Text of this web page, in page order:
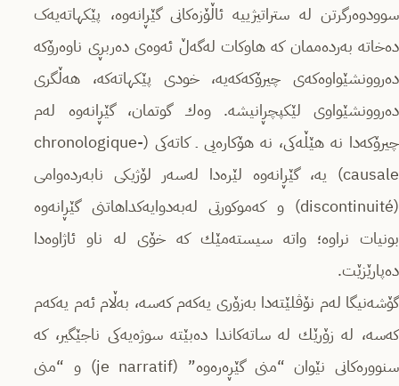
سوودوەرگرتن لە ستراتیژییە ئاڵۆزەکانی گێڕانەوە، پێکهاتەیەک
ده‌خاته‌ به‌رده‌ممان کە هاوكات له‌گه‌ڵ ئه‌وه‌ی دەربڕی ناوەرۆکه‌
ده‌روونشێواوه‌كه‌ی چیرۆكه‌كه‌یه‌، خودی پێکهاتەكه‌، هەڵگری
دەروونشێواوی لێكپچڕانیشە. وه‌ك گوتمان، گێڕانەوە لەم
چیرۆکەدا نە هێڵه‌کی، نە هۆکارەیی ـ کاته‌كی (chronologique-
causale) یە، گێڕانه‌وه‌ لێره‌دا لەسەر لۆژیکی نابه‌رده‌وامی
(discontinuité) و كه‌موكورتی لەبه‌دوایه‌كداهاتنی گێڕانه‌وه‌
بونیات نراوه‌؛ واته‌ سیسته‌مێك کە خۆی لە ناو ئاژاوەدا
ده‌پارێزێت.
گۆشه‌نیگا لەم نۆڤلێته‌دا بەزۆری یەکەم کەسە، بەڵام ئەم یەکەم
کەسە، لە زۆرێك لە ساتەکاندا دەبێتە سوژەیەکی ناجێگیر، کە
سنوورەکانی نێوان “منی گێڕەره‌وه‌” (je narratif) و “منی